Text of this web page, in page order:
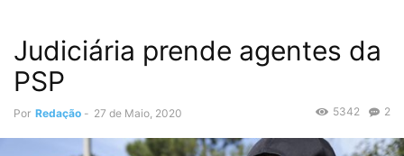
Judiciária prende agentes da
PSP
Por Redação - 27 de Maio, 2020 2
5342